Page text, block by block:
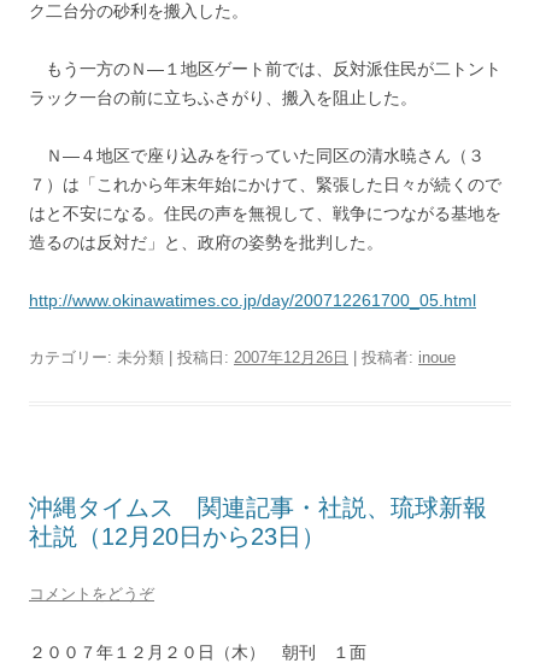
ク二台分の砂利を搬入した。
もう一方のＮ―１地区ゲート前では、反対派住民が二トント
ラック一台の前に立ちふさがり、搬入を阻止した。
Ｎ―４地区で座り込みを行っていた同区の清水暁さん（３
７）は「これから年末年始にかけて、緊張した日々が続くので
はと不安になる。住民の声を無視して、戦争につながる基地を
造るのは反対だ」と、政府の姿勢を批判した。
http://www.okinawatimes.co.jp/day/200712261700_05.html
カテゴリー: 未分類 | 投稿日: 2007年12月26日 投稿者: inoue
沖縄タイムス 関連記事・社説、琉球新報
社説（12月20日から23日）
コメントをどうぞ
２００７年１２月２０日（木） 朝刊 １面